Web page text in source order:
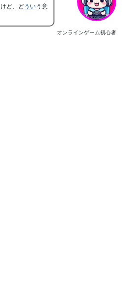
オンラインゲーム初心者
ど、どういう意